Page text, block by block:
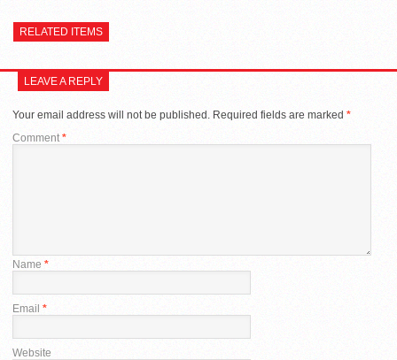
RELATED ITEMS
LEAVE A REPLY
Your email address will not be published. Required fields are marked *
Comment *
Name *
Email *
Website